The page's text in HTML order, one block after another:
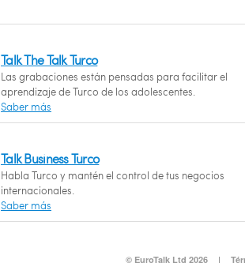
Talk The Talk Turco
Las grabaciones están pensadas para facilitar el
aprendizaje de Turco de los adolescentes.
Saber más
Talk Business Turco
Habla Turco y mantén el control de tus negocios
internacionales.
Saber más
© EuroTalk Ltd 2026 |